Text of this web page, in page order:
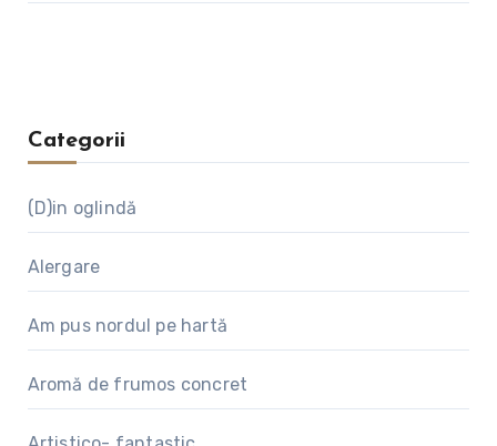
Categorii
(D)in oglindă
Alergare
Am pus nordul pe hartă
Aromă de frumos concret